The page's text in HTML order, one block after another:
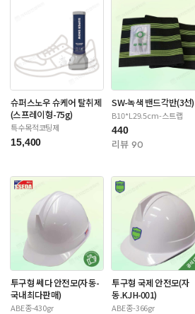
슈퍼스노우 슈케어 탈취제
(스프레이형-75g)
특수목적코팅제
15,400
SW-녹색 밴드각반(3선)
B10*L29.5cm-스트랩
440
리뷰 90
투구형 쎄다 안전모(자동-
국내최다판매)
ABE종-430gr
투구형 국제 안전모(자
동.KJH-001)
ABE종-366gr